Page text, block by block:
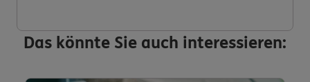
Das könnte Sie auch interessieren: